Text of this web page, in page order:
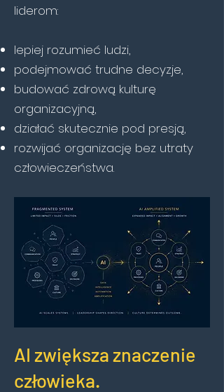
liderom:
lepiej rozumieć ludzi,
podejmować trudne decyzje,
budować zdrową kulturę
organizacyjną,
działać skutecznie pod presją,
rozwijać organizację bez utraty
człowieczeństwa.
AI zwiększa znaczenie
człowieka.